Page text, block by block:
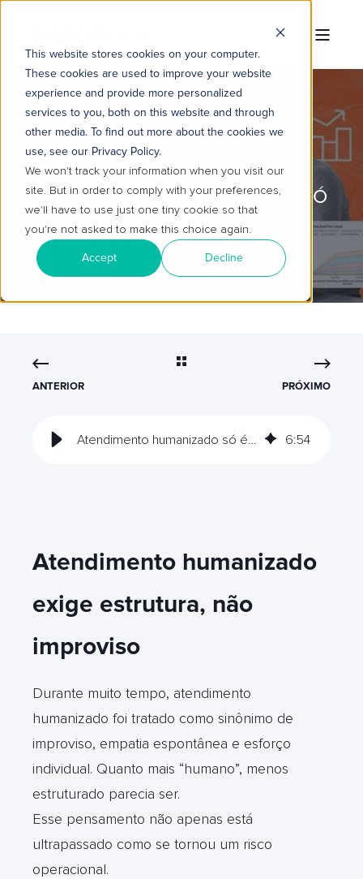
This website stores cookies on your computer.
These cookies are used to improve your website
experience and provide more personalized
services to you, both on this website and through
other media. To find out more about the cookies we
use, see our Privacy Policy.
We won't track your information when you visit our
site. But in order to comply with your preferences,
we'll have to use just one tiny cookie so that
you're not asked to make this choice again.
Accept Decline
4 MIN READ
ATENDIMENTO HUMANIZADO SÓ
É POSSÍVEL COM AUTOMAÇÃO
ESTRUTURADA
ANTERIOR PRÓXIMO
Atendimento humanizado só é possível com automação estruturada 6:54
Atendimento humanizado
exige estrutura, não
improviso
Durante muito tempo, atendimento
humanizado foi tratado como sinônimo de
improviso, empatia espontânea e esforço
individual. Quanto mais “humano”, menos
estruturado parecia ser.
Esse pensamento não apenas está
ultrapassado como se tornou um risco
operacional.